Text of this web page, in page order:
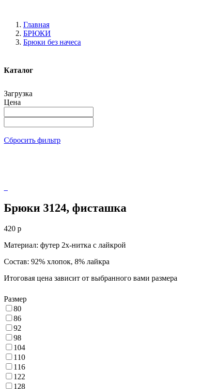
Главная
БРЮКИ
Брюки без начеса
Каталог
Загрузка
Цена
Сбросить фильтр
Брюки 3124, фисташка
420 p
Материал: футер 2х-нитка с лайкрой
Состав: 92% хлопок, 8% лайкра
Итоговая цена зависит от выбранного вами размера
Размер
80
86
92
98
104
110
116
122
128